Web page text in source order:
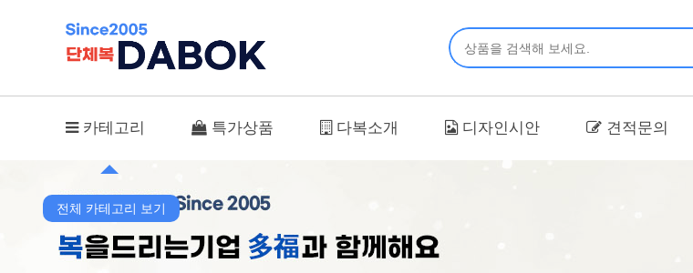
카테고리 특가상품 다복소개 디자인시안 견적문의
전체 카테고리 보기